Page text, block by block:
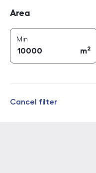
Area
Min
m2
Cancel filter